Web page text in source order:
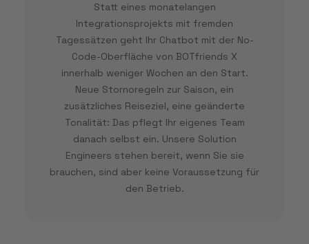
Statt eines monatelangen
Integrationsprojekts mit fremden
Tagessätzen geht Ihr Chatbot mit der No-
Code-Oberfläche von BOTfriends X
innerhalb weniger Wochen an den Start.
Neue Stornoregeln zur Saison, ein
zusätzliches Reiseziel, eine geänderte
Tonalität: Das pflegt Ihr eigenes Team
danach selbst ein. Unsere Solution
Engineers stehen bereit, wenn Sie sie
brauchen, sind aber keine Voraussetzung für
den Betrieb.